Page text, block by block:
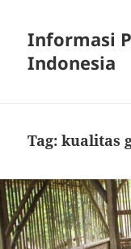
Informasi
Indonesia
Tag:kualitas